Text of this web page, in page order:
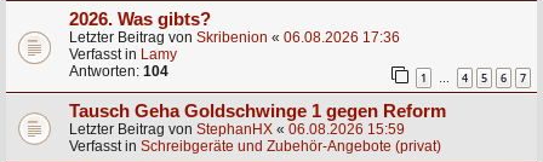
2026. Was gibts?
Letzter Beitrag von Skribenion « 06.08.2026 17:36
Verfasst in Lamy
Antworten: 104 1 … 4 5 6 7
Tausch Geha Goldschwinge 1 gegen Reform
Letzter Beitrag von StephanHX « 06.08.2026 15:59
Verfasst in Schreibgeräte und Zubehör-Angebote (privat)